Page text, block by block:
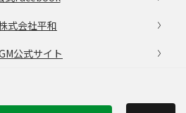
式会社平和
公式サイト